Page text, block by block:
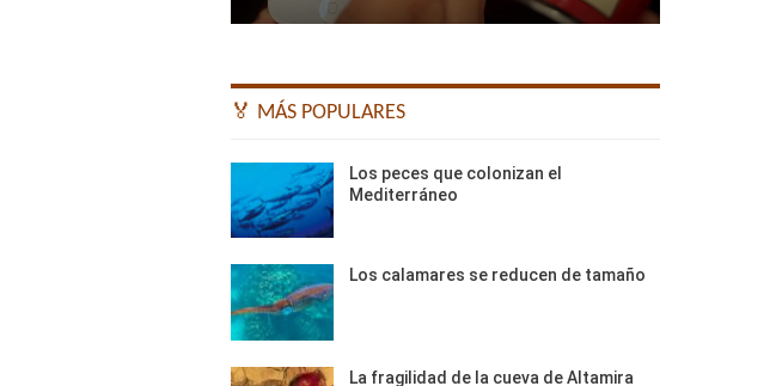
🏅 MÁS POPULARES
Los peces que colonizan el
Mediterráneo
Los calamares se reducen de tamaño
La fragilidad de la cueva de Altamira